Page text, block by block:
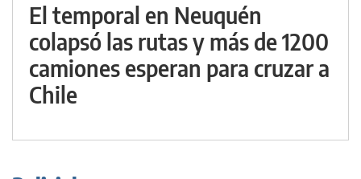
El temporal en Neuquén
colapsó las rutas y más de 1200
camiones esperan para cruzar a
Chile